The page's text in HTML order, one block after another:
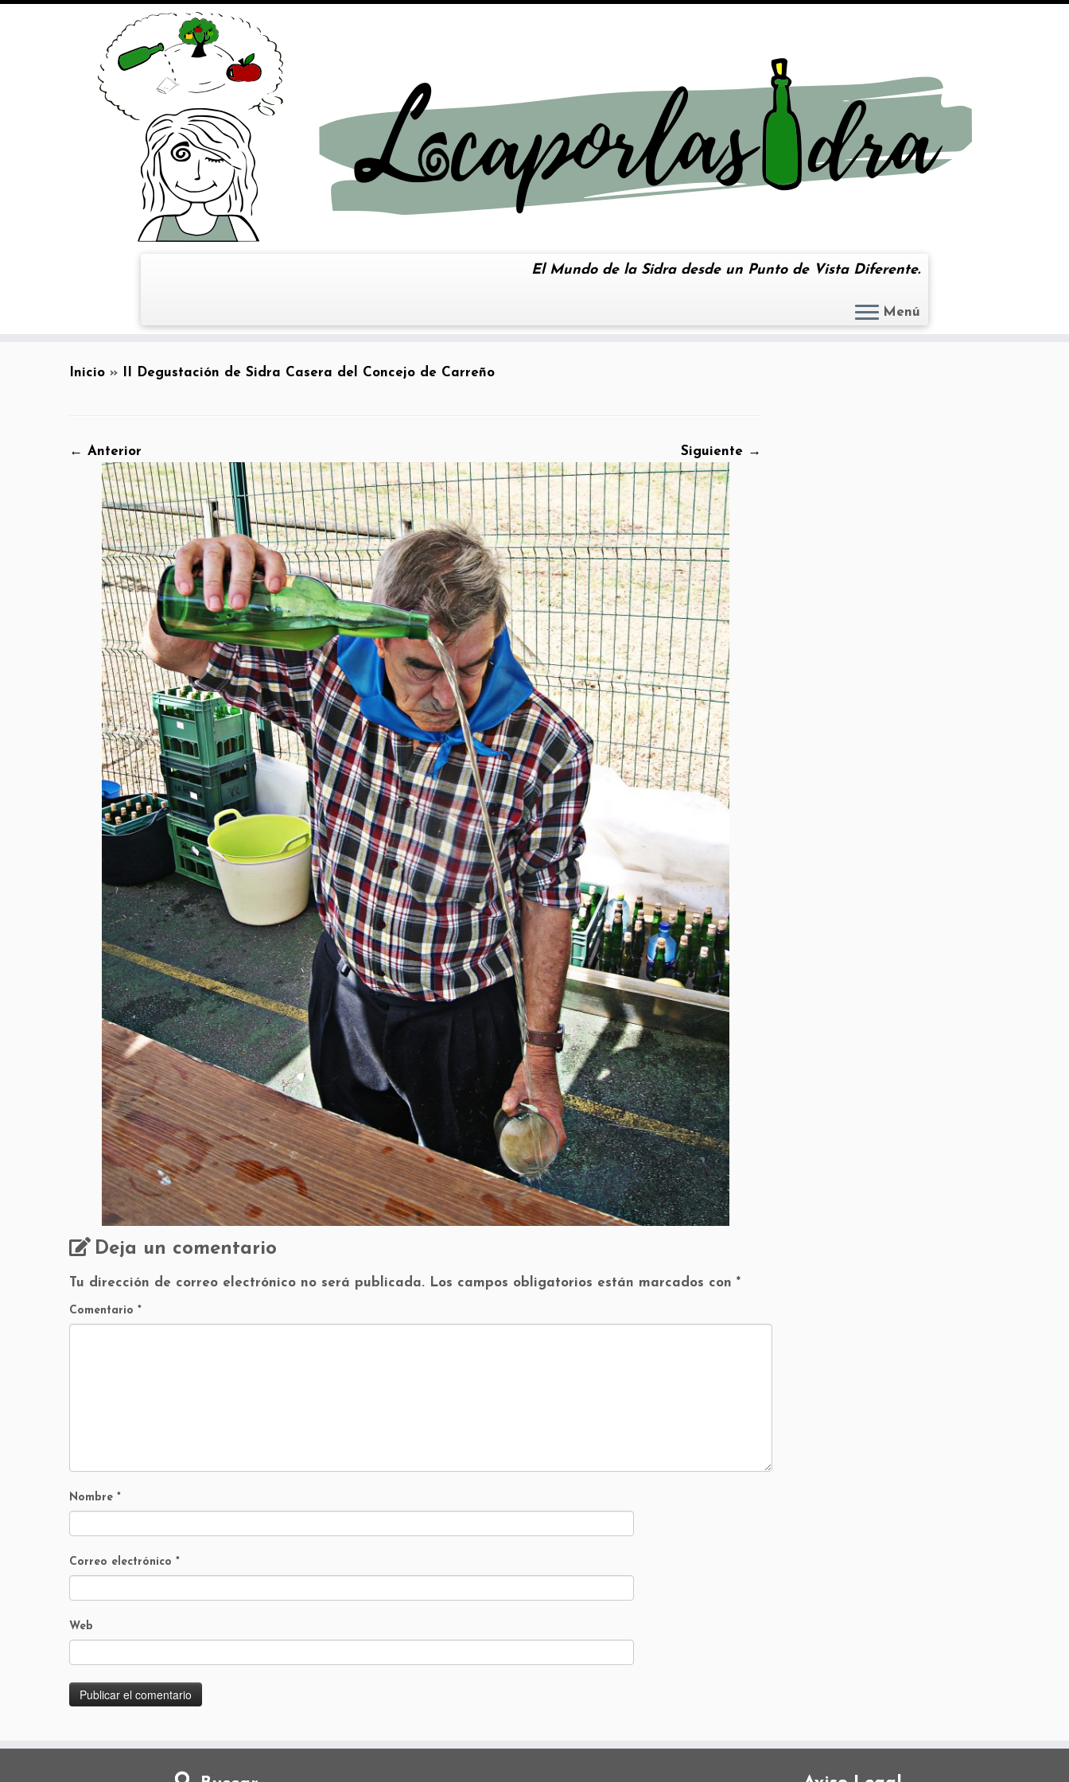
El Mundo de la Sidra desde un Punto de Vista Diferente.
Menú
Inicio » II Degustación de Sidra Casera del Concejo de Carreño
← Anterior Siguiente →
Deja un comentario
Tu dirección de correo electrónico no será publicada. Los campos obligatorios están marcados con *
Comentario *
Nombre *
Correo electrónico *
Web